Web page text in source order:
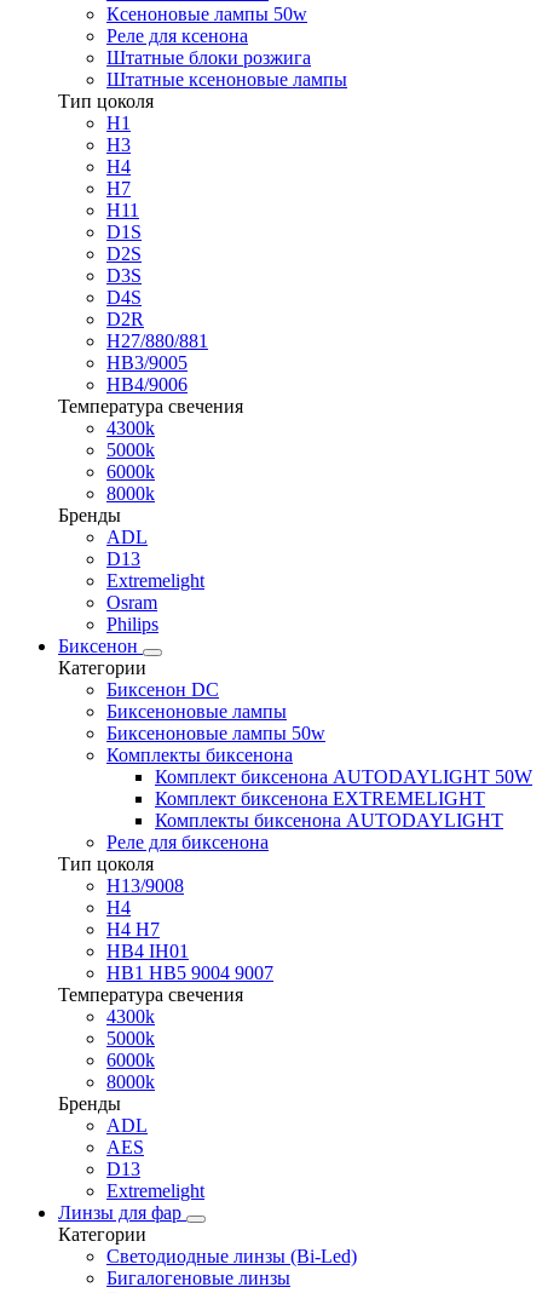
Ксеноновые лампы 50w
Реле для ксенона
Штатные блоки розжига
Штатные ксеноновые лампы
Тип цоколя
H1
H3
H4
H7
H11
D1S
D2S
D3S
D4S
D2R
H27/880/881
HB3/9005
HB4/9006
Температура свечения
4300k
5000k
6000k
8000k
Бренды
ADL
D13
Extremelight
Osram
Philips
Биксенон
Категории
Биксенон DC
Биксеноновые лампы
Биксеноновые лампы 50w
Комплекты биксенона
Комплект биксенона AUTODAYLIGHT 50W
Комплект биксенона EXTREMELIGHT
Комплекты биксенона AUTODAYLIGHT
Реле для биксенона
Тип цоколя
H13/9008
H4
H4 H7
HB4 IH01
HB1 HB5 9004 9007
Температура свечения
4300k
5000k
6000k
8000k
Бренды
ADL
AES
D13
Extremelight
Линзы для фар
Категории
Светодиодные линзы (Bi-Led)
Бигалогеновые линзы